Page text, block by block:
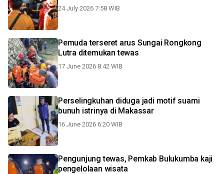
24 July 2026 7:58 WIB
Pemuda terseret arus Sungai Rongkong
Lutra ditemukan tewas
17 June 2026 8:42 WIB
Perselingkuhan diduga jadi motif suami
bunuh istrinya di Makassar
16 June 2026 6:20 WIB
Pengunjung tewas, Pemkab Bulukumba kaji
pengelolaan wisata